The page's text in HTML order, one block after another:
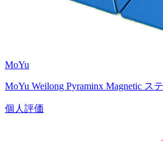
MoYu
MoYu Weilong Pyraminx Magnetic ス
個人評価